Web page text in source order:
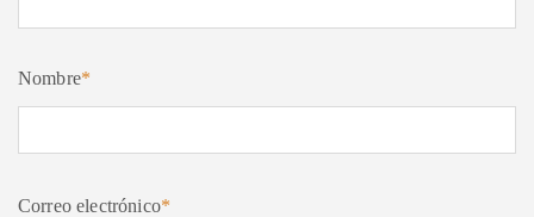
Nombre*
Correo electrónico*